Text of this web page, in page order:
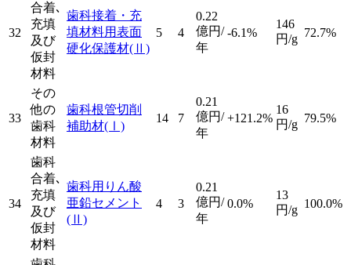
32
合着､
充填
及び
仮封
材料
歯科接着・充
填材料用表面
硬化保護材(Ⅱ)
5 4
0.22
億円/
年
-6.1%
146
円/g 72.7%
33
その
他の
歯科
材料
歯科根管切削
補助材(Ⅰ)
14 7
0.21
億円/
年
+121.2%
16
円/g 79.5%
34
歯科
合着､
充填
及び
仮封
材料
歯科用りん酸
亜鉛セメント
(Ⅱ)
4 3
0.21
億円/
年
0.0%
13
円/g 100.0%